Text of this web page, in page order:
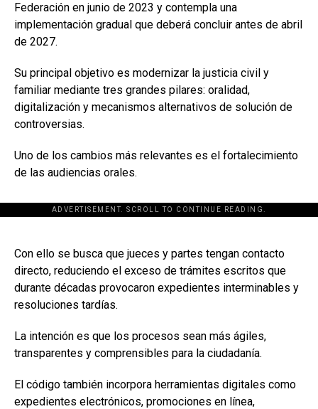
Federación en junio de 2023 y contempla una
implementación gradual que deberá concluir antes de abril
de 2027.
Su principal objetivo es modernizar la justicia civil y
familiar mediante tres grandes pilares: oralidad,
digitalización y mecanismos alternativos de solución de
controversias.
Uno de los cambios más relevantes es el fortalecimiento
de las audiencias orales.
ADVERTISEMENT. SCROLL TO CONTINUE READING.
[adsforwp id="243463"]
Con ello se busca que jueces y partes tengan contacto
directo, reduciendo el exceso de trámites escritos que
durante décadas provocaron expedientes interminables y
resoluciones tardías.
La intención es que los procesos sean más ágiles,
transparentes y comprensibles para la ciudadanía.
El código también incorpora herramientas digitales como
expedientes electrónicos, promociones en línea,